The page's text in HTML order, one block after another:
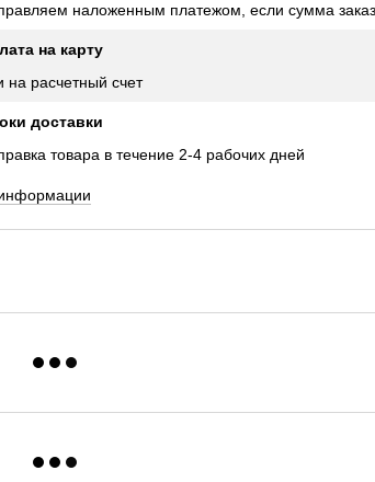
наложенным платежом, если сумма
на карту
на расчетный счет
доставки
товара в течение 2-4 рабочих дней